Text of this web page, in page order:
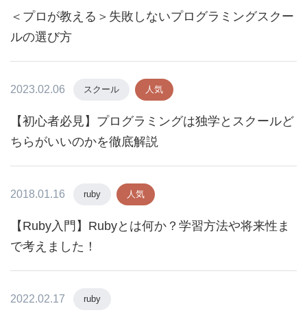
＜プロが教える＞失敗しないプログラミングスクー
ルの選び方
2023.02.06 スクール 人気
【初心者必見】プログラミングは独学とスクールど
ちらがいいのかを徹底解説
2018.01.16 ruby 人気
【Ruby入門】Rubyとは何か？学習方法や将来性ま
で考えました！
2022.02.17 ruby